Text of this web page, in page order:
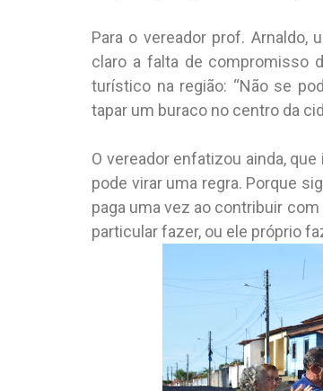
Para o vereador prof. Arnaldo,
claro a falta de compromisso
turístico na região: “Não se
tapar um buraco no centro da
O vereador enfatizou ainda,
pode virar uma regra. Porque
paga uma vez ao contribuir
particular fazer, ou ele próprio